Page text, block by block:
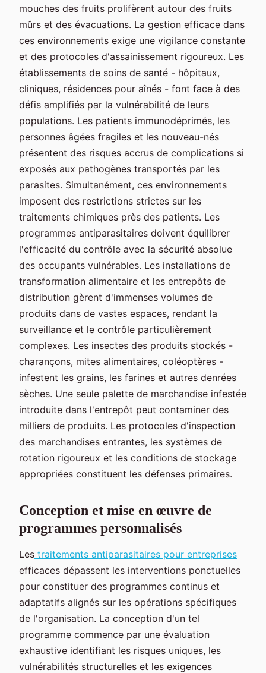
mouches des fruits prolifèrent autour des fruits
mûrs et des évacuations. La gestion efficace dans
ces environnements exige une vigilance constante
et des protocoles d'assainissement rigoureux. Les
établissements de soins de santé - hôpitaux,
cliniques, résidences pour aînés - font face à des
défis amplifiés par la vulnérabilité de leurs
populations. Les patients immunodéprimés, les
personnes âgées fragiles et les nouveau-nés
présentent des risques accrus de complications si
exposés aux pathogènes transportés par les
parasites. Simultanément, ces environnements
imposent des restrictions strictes sur les
traitements chimiques près des patients. Les
programmes antiparasitaires doivent équilibrer
l'efficacité du contrôle avec la sécurité absolue
des occupants vulnérables. Les installations de
transformation alimentaire et les entrepôts de
distribution gèrent d'immenses volumes de
produits dans de vastes espaces, rendant la
surveillance et le contrôle particulièrement
complexes. Les insectes des produits stockés -
charançons, mites alimentaires, coléoptères -
infestent les grains, les farines et autres denrées
sèches. Une seule palette de marchandise infestée
introduite dans l'entrepôt peut contaminer des
milliers de produits. Les protocoles d'inspection
des marchandises entrantes, les systèmes de
rotation rigoureux et les conditions de stockage
appropriées constituent les défenses primaires.
Conception et mise en œuvre de
programmes personnalisés
Les traitements antiparasitaires pour entreprises
efficaces dépassent les interventions ponctuelles
pour constituer des programmes continus et
adaptatifs alignés sur les opérations spécifiques
de l'organisation. La conception d'un tel
programme commence par une évaluation
exhaustive identifiant les risques uniques, les
vulnérabilités structurelles et les exigences